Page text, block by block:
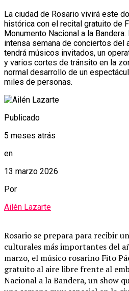
La ciudad de Rosario vivirá este
histórica con el recital gratuito de
Monumento Nacional a la
intensa semana de conciertos del
tendrá músicos invitados, un
y varios cortes de tránsito en la
normal desarrollo de un
miles de personas.
Publicado
5 meses atrás
en
13 marzo 2026
Por
Ailén Lazarte
Rosario se prepara para recibir
culturales másimportantes del
marzo, el músico rosarino Fito
gratuito al airelibrefrente al
Nacional a la Bandera, un show